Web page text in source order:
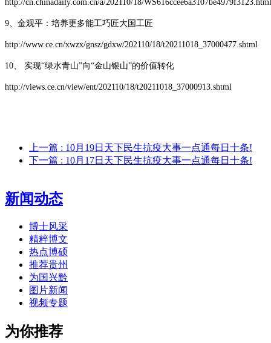
http://cn.chinadaily.com.cn/a/202110/18/WS616ccee6a3107be4979f3123.html
9、金观平：培养更多能工巧匠大国工匠
http://www.ce.cn/xwzx/gnsz/gdxw/202110/18/t20211018_37000477.shtml
10、 实现“绿水青山”向“金山银山”的价值转化
http://views.ce.cn/view/ent/202110/18/t20211018_37000913.shtml
上一篇 : 10月19日天下民生抗疫大事一点通每日十条!
下一篇 : 10月17日天下民生抗疫大事一点通每日十条!
新闻动态
博士风采
精粹博文
热点博硕
推荐贵州
为国兴黔
图片新闻
视频专题
为你推荐